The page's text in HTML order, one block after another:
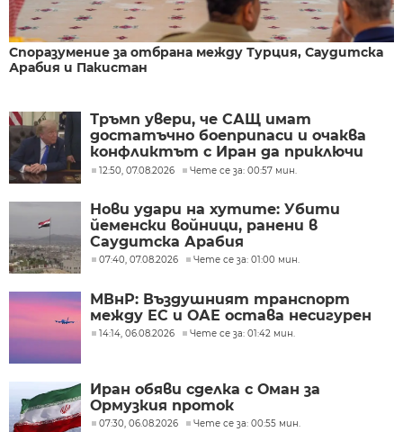
Споразумение за отбрана между Турция, Саудитска
Арабия и Пакистан
Тръмп увери, че САЩ имат
достатъчно боеприпаси и очаква
конфликтът с Иран да приключи
скоро
12:50, 07.08.2026 Чете се за: 00:57 мин.
Нови удари на хутите: Убити
йеменски войници, ранени в
Саудитска Арабия
07:40, 07.08.2026 Чете се за: 01:00 мин.
МВнР: Въздушният транспорт
между ЕС и ОАЕ остава несигурен
14:14, 06.08.2026 Чете се за: 01:42 мин.
Иран обяви сделка с Оман за
Ормузкия проток
07:30, 06.08.2026 Чете се за: 00:55 мин.